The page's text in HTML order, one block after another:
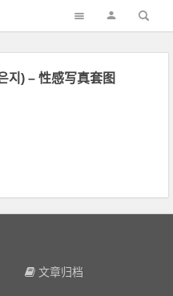
지) – 性感写真套图
文章归档